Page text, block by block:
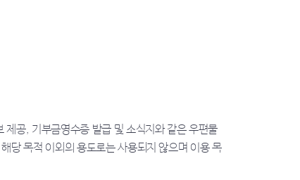
공, 기부금영수증 발급 및 소식지와 같은 우편물
당 목적 이외의 용도로는 사용되지 않으며 이용 목